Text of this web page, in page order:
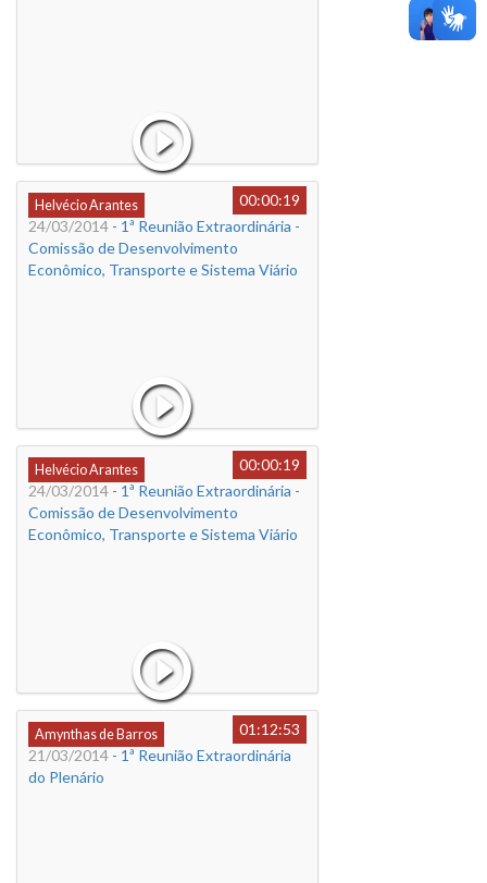
Helvécio Arantes
00:00:19
24/03/2014 - 1ª Reunião Extraordinária -
Comissão de Desenvolvimento
Econômico, Transporte e Sistema Viário
Helvécio Arantes
00:00:19
24/03/2014 - 1ª Reunião Extraordinária -
Comissão de Desenvolvimento
Econômico, Transporte e Sistema Viário
Amynthas de Barros
01:12:53
21/03/2014 - 1ª Reunião Extraordinária
do Plenário